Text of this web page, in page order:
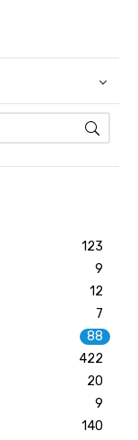
123
9
12
7
88
422
20
9
140